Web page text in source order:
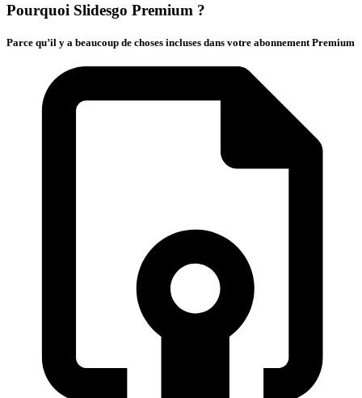
Pourquoi Slidesgo Premium ?
Parce qu’il y a beaucoup de choses incluses dans votre abonnement Premium